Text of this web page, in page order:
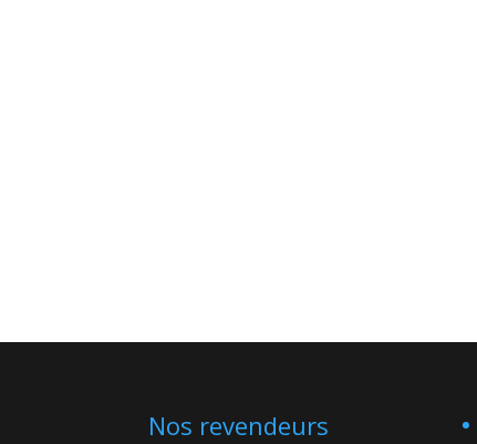
Nos revendeurs